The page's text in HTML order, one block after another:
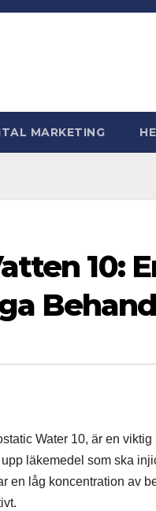
MARKETING
10:
Water 10, är en
läkemedel som ska
en låg koncentration av